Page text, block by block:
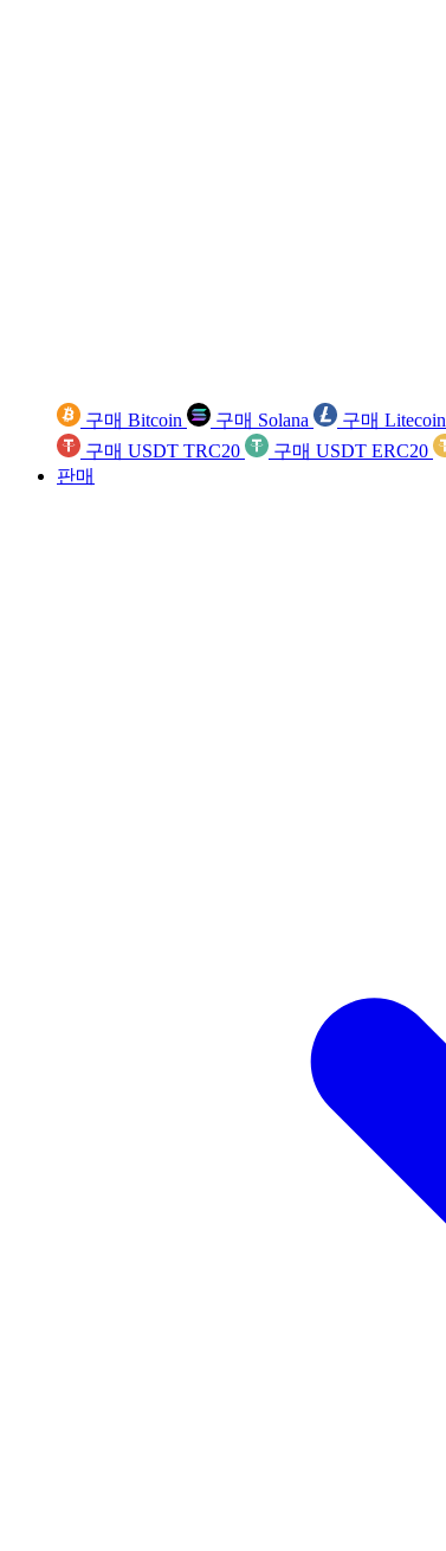
구매 Bitcoin 구매 Solana 구매 Litecoin
구매 USDT TRC20
구매 USDT ERC20
판매